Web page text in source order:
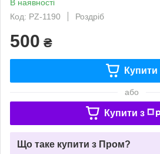
В наявності
Код: PZ-1190
Роздріб
500 ₴
Купити
або
Купити з
Що таке купити з Пром?